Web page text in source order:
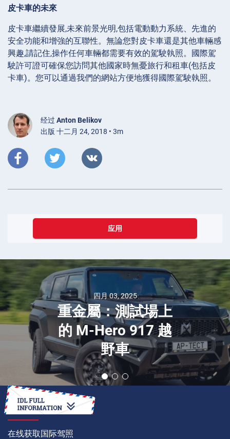
皮卡車的未來
皮卡車繼續發展,未來前景光明,包括電動動力系統、先進的
安全功能和增強的互聯性。無論您對皮卡車還是其他車輛感
興趣,請記住,操作任何車輛都需要有效的駕駛執照。國際駕
駛許可證可確保您訪問其他國家時無憂旅行和租車(包括皮
卡車)。您可以通過我們的網站方便地獲得國際駕駛執照。
经过 Anton Belikov
出版 十二月 24, 2018 • 3m
应用
四月 03, 2025
重金屬：測試場上
的 M-Hero 917 越
野車
如何
在线获取国际驾照